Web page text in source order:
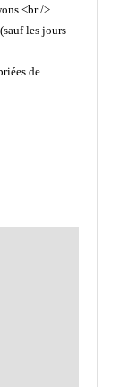
<br />
les jours
de